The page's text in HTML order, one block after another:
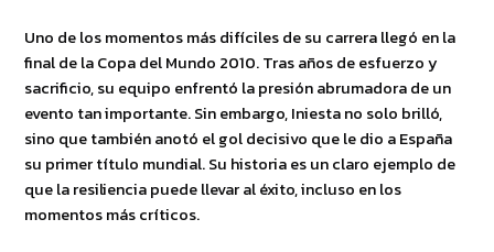
Uno de los momentos más difíciles de su carrera llegó en la
final de la Copa del Mundo 2010. Tras años de esfuerzo y
sacrificio, su equipo enfrentó la presión abrumadora de un
evento tan importante. Sin embargo, Iniesta no solo brilló,
sino que también anotó el gol decisivo que le dio a España
su primer título mundial. Su historia es un claro ejemplo de
que la resiliencia puede llevar al éxito, incluso en los
momentos más críticos.